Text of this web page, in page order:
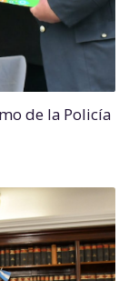
de la Policía